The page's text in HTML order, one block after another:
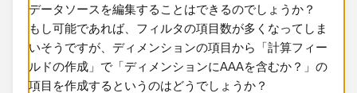
データソースを編集することはできるのでしょうか？
もし可能であれば、フィルタの項目数が多くなってしま
いそうですが、ディメンションの項目から「計算フィー
ルドの作成」で「ディメンションにAAAを含むか？」の
項目を作成するというのはどうでしょうか？